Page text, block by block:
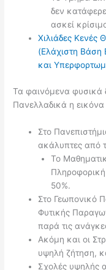
δεν
ασκεί
Χιλιάδες Κενές
(Ελάχιστη Βάση
και
Τα φαινόμενα φυσικά
Πανελλαδικά η εικόνα
Στο
ακάλυπτες από
Το
50%.
Στο Γεωπονικό
Φυτικής
παρά τις
Ακόμη και οι
υψηλή ζήτηση,
Σχολές υψηλής